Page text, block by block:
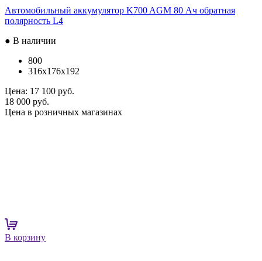
Автомобильный аккумулятор K700 AGM 80 Ач обратная
полярность L4
● В наличии
800
316x176x192
Цена: 17 100 руб.
18 000 руб.
Цена в розничных магазинах
В корзину